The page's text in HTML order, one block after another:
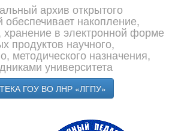
архив открытого
обеспечивает накопление,
хранение в электронной форме
продуктов научного,
методического назначения,
университета
ГОУ ВО ЛНР «ЛГПУ»